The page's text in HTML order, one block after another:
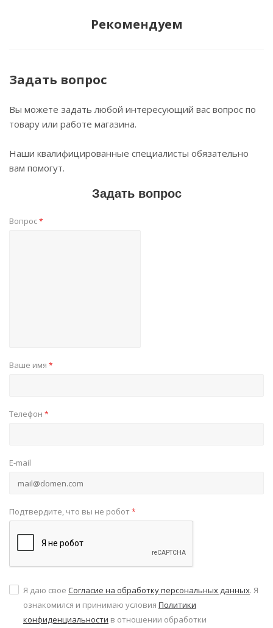
Рекомендуем
Задать вопрос
Вы можете задать любой интересующий вас вопрос по
товару или работе магазина.
Наши квалифицированные специалисты обязательно
вам помогут.
Задать вопрос
Вопрос*
Ваше имя *
Телефон *
E-mail
Подтвердите, что вы не робот*
Я даю свое Согласие на обработку персональных данных. Я
ознакомился и принимаю условия Политики
конфиденциальности в отношении обработки